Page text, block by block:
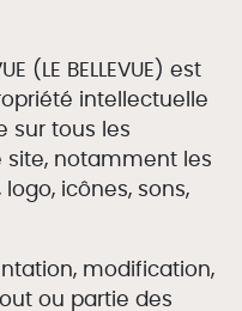
(LE BELLEVUE) est
intellectuelle
sur tous les
site, notamment les
icônes, sons,
modification,
ou partie des